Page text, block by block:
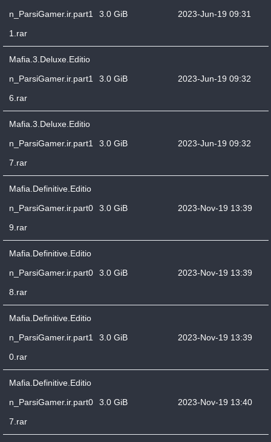
n_ParsiGamer.ir.part1
1.rar
3.0 GiB 2023-Jun-19 09:31
Mafia.3.Deluxe.Editio
n_ParsiGamer.ir.part1
6.rar
3.0 GiB 2023-Jun-19 09:32
Mafia.3.Deluxe.Editio
n_ParsiGamer.ir.part1
7.rar
3.0 GiB 2023-Jun-19 09:32
Mafia.Definitive.Editio
n_ParsiGamer.ir.part0
9.rar
3.0 GiB 2023-Nov-19 13:39
Mafia.Definitive.Editio
n_ParsiGamer.ir.part0
8.rar
3.0 GiB 2023-Nov-19 13:39
Mafia.Definitive.Editio
n_ParsiGamer.ir.part1
0.rar
3.0 GiB 2023-Nov-19 13:39
Mafia.Definitive.Editio
n_ParsiGamer.ir.part0
7.rar
3.0 GiB 2023-Nov-19 13:40